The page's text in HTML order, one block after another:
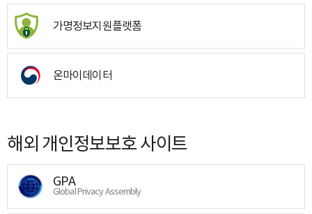
가명정보지원플랫폼
온마이데이터
해외 개인정보보호 사이트
GPA
Global Privacy Assembly